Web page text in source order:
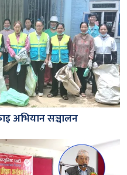
अभियान सञ्चालन